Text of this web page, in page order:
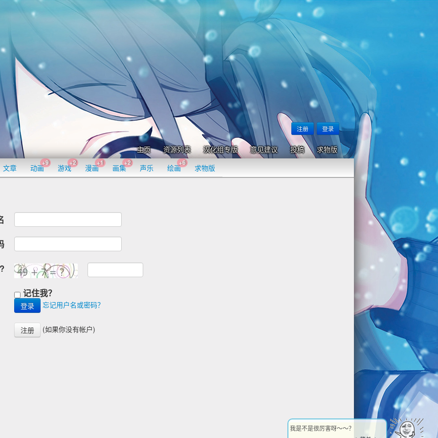
注册 登录
主页 资源列表 汉化组专版 意见建议 投稿 求物版
文章 动画
+9
游戏
+2
漫画
+1
画集
+2
声乐 绘画
+6
求物版
记住我？
忘记用户名或密码？
注册 (如果你没有帐户)
我是不是很厉害呀～～？